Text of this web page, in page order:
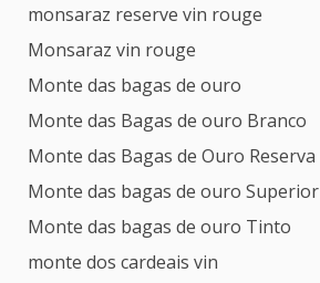
monsaraz reserve vin rouge
Monsaraz vin rouge
Monte das bagas de ouro
Monte das Bagas de ouro Branco
Monte das Bagas de Ouro Reserva
Monte das bagas de ouro Superior
Monte das bagas de ouro Tinto
monte dos cardeais vin